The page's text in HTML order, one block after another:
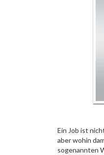
Ein Job ist
aber wohin
sogenannten